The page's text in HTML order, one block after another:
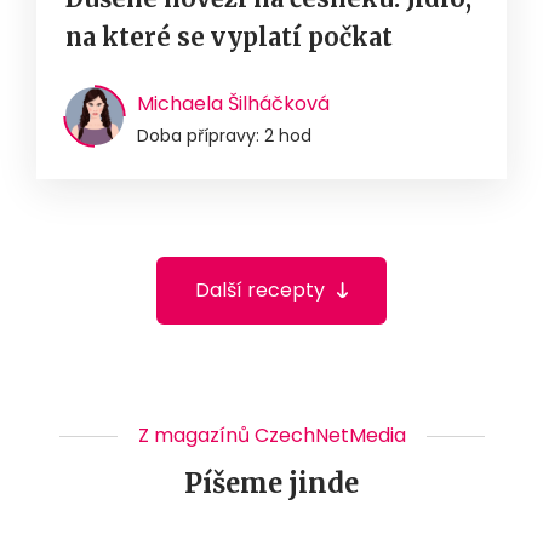
na které se vyplatí počkat
Michaela Šilháčková
Doba přípravy: 2 hod
Další recepty
Z magazínů CzechNetMedia
Píšeme jinde